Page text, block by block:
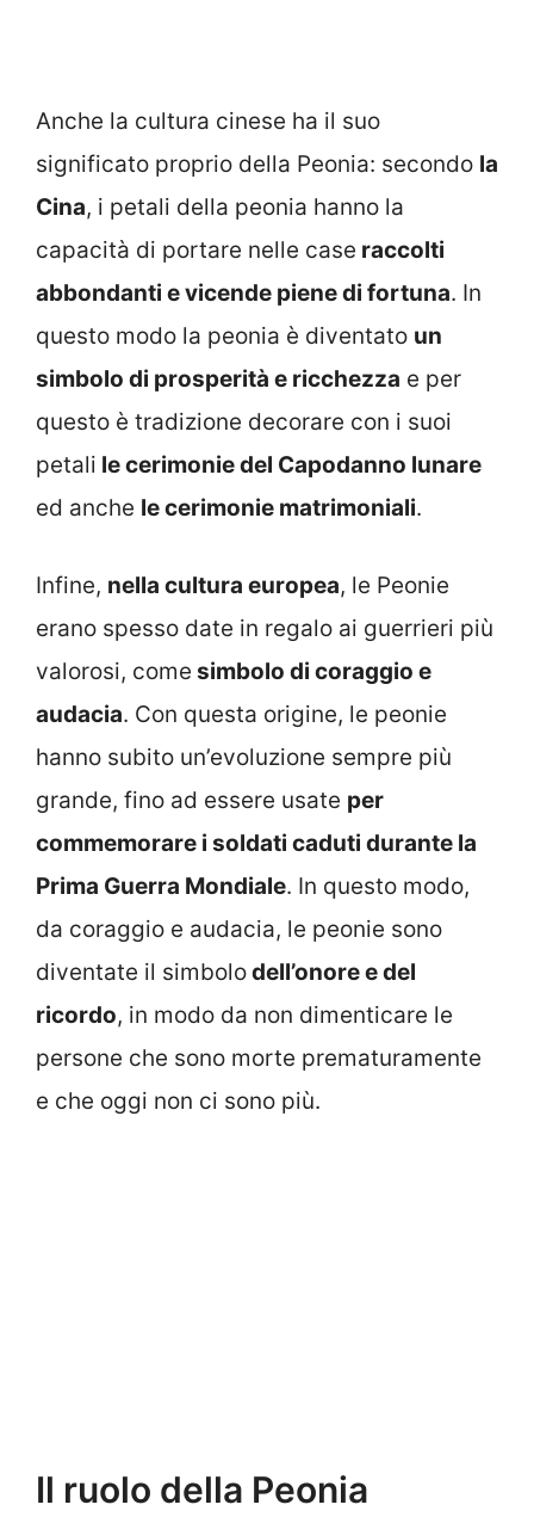
Anche la cultura cinese ha il suo
significato proprio della Peonia: secondo la
Cina, i petali della peonia hanno la
capacità di portare nelle case raccolti
abbondanti e vicende piene di fortuna. In
questo modo la peonia è diventato un
simbolo di prosperità e ricchezza e per
questo è tradizione decorare con i suoi
petali le cerimonie del Capodanno lunare
ed anche le cerimonie matrimoniali.
Infine, nella cultura europea, le Peonie
erano spesso date in regalo ai guerrieri più
valorosi, come simbolo di coraggio e
audacia. Con questa origine, le peonie
hanno subito un’evoluzione sempre più
grande, fino ad essere usate per
commemorare i soldati caduti durante la
Prima Guerra Mondiale. In questo modo,
da coraggio e audacia, le peonie sono
diventate il simbolodell’onore e del
ricordo, in modo da non dimenticare le
persone che sono morte prematuramente
e che oggi non ci sono più.
Il ruolo della Peonia